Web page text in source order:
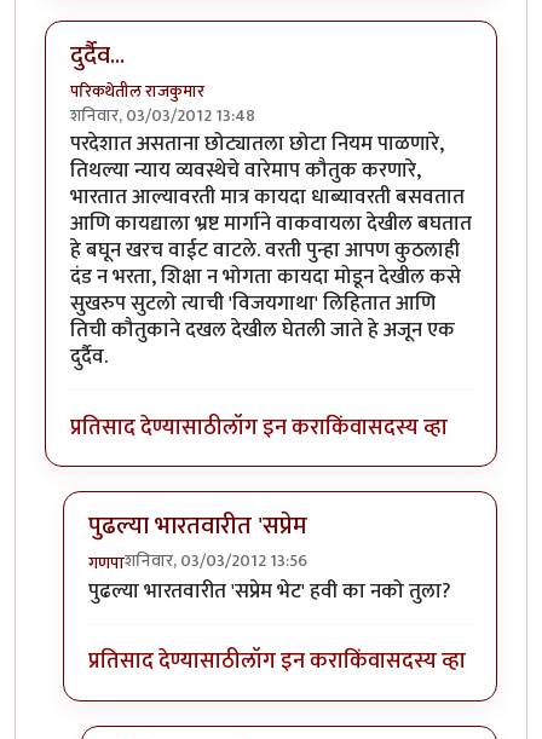
दुर्दैव...
परिकथेतील राजकुमार
शनिवार, 03/03/2012 13:48
परदेशात असताना छोट्यातला छोटा नियम पाळणारे,
तिथल्या न्याय व्यवस्थेचे वारेमाप कौतुक करणारे,
भारतात आल्यावरती मात्र कायदा धाब्यावरती बसवतात
आणि कायद्याला भ्रष्ट मार्गाने वाकवायला देखील बघतात
हे बघून खरच वाईट वाटले. वरती पुन्हा आपण कुठलाही
दंड न भरता, शिक्षा न भोगता कायदा मोडून देखील कसे
सुखरुप सुटलो त्याची 'विजयगाथा' लिहितात आणि
तिची कौतुकाने दखल देखील घेतली जाते हे अजून एक
दुर्दैव.
प्रतिसाद देण्यासाठीलॉग इन कराकिंवासदस्य व्हा
पुढल्या भारतवारीत 'सप्रेम
गणपाशनिवार, 03/03/2012 13:56
In reply toदुर्दैव...byपरिकथेतील राजकुमार
पुढल्या भारतवारीत 'सप्रेम भेट' हवी का नको तुला?
प्रतिसाद देण्यासाठीलॉग इन कराकिंवासदस्य व्हा